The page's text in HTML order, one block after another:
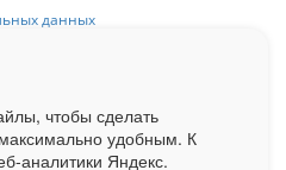
данных
обязательна.
доступна на сайте
чтобы сделать
удобным. К
аналитики Яндекс.